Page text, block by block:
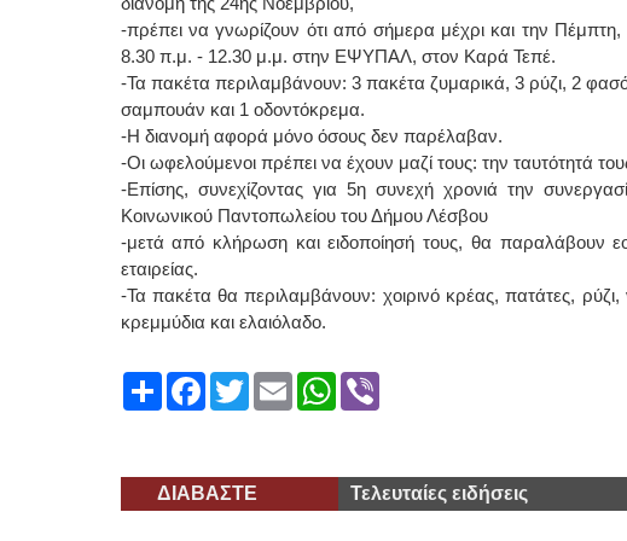
-πρέπει να γνωρίζουν ότι από σήμερα μέχρι και την
8.30 π.μ. - 12.30 μ.μ. στην ΕΨΥΠΑΛ, στον Καρά Τεπέ.
-Τα πακέτα περιλαμβάνουν: 3 πακέτα ζυμαρικά, 3 ρύζι, 2
σαμπουάν και 1 οδοντόκρεμα.
-Η διανομή αφορά μόνο όσους δεν παρέλαβαν.
-Οι ωφελούμενοι πρέπει να έχουν μαζί τους: την ταυτότητά
-Επίσης, συνεχίζοντας για 5η συνεχή χρονιά την
Κοινωνικού Παντοπωλείου του Δήμου Λέσβου
-μετά από κλήρωση και ειδοποίησή τους, θα παραλάβουν
εταιρείας.
-Τα πακέτα θα περιλαμβάνουν: χοιρινό κρέας, πατάτες,
κρεμμύδια και ελαιόλαδο.
ShareFacebook
TwitterEmailWhatsApp
Viber
ΔΙΑΒΑΣΤΕ Τελευταίες ειδήσεις